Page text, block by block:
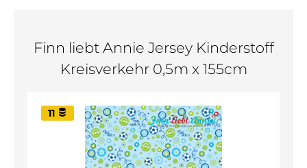
Finn liebt Annie Jersey Kinderstoff
Kreisverkehr 0,5m x 155cm
11